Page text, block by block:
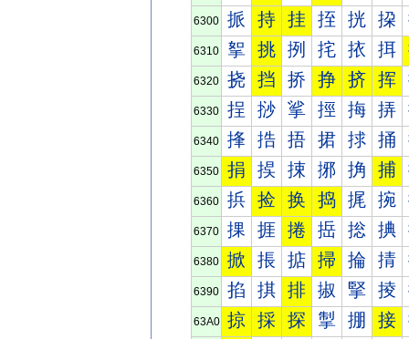
6300 挀 持 挂 挃 挄 挅
6310 挐 挑 挒 挓 挔 挕
6320 挠 挡 挢 挣 挤 挥
6330 挰 挱 挲 挳 挴 挵
6340 捀 捁 捂 捃 捄 捅
6350 捐 捑 捒 捓 捔 捕
6360 捠 捡 换 捣 捤 捥
6370 捰 捱 捲 捳 捴 捵
6380 掀 掁 掂 掃 掄 掅
6390 掐 掑 排 掓 掔 掕
63A0 掠 採 探 掣 掤 接